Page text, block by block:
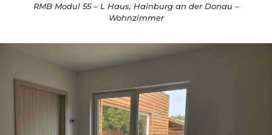
RMB Modul 55 – L Haus, Hainburg an der Donau –
Wohnzimmer